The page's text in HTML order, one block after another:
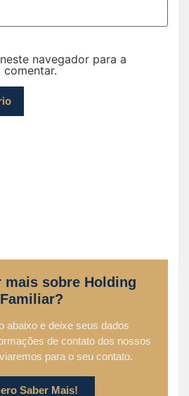
navegador para a
mais sobre Holding
Familiar?
abaixo e deixe seus dados
de contato dos nossos
para o seu contato.
Saber Mais!